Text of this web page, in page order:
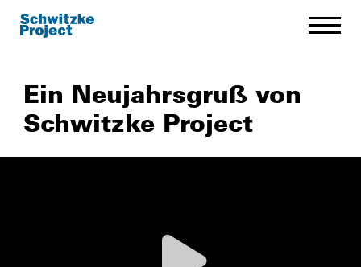
Ein Neujahrsgruß von
Schwitzke Project